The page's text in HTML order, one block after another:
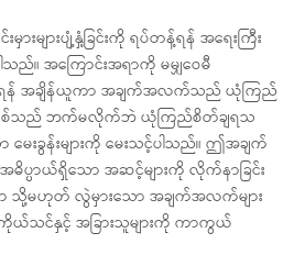
များပျံ့နှံ့ခြင်းကို ရပ်တန့်ရန် အရေးကြီး
သည်။ အကြောင်းအရာကို မမျှဝေမီ
န် အချိန်ယူကာ အချက်အလက်သည် ယုံကြည်
မြစ်သည် ဘက်မလိုက်ဘဲ ယုံကြည်စိတ်ချရသ
ေးခွန်းများကို မေးသင့်ပါသည်။ ဤအချက်
ပာယ်ရှိသော အဆင့်များကို လိုက်နာခြင်း
သို့မဟုတ် လွဲမှားသော အချက်အလက်များ
ယ်သင်နှင့် အခြားသူများကို ကာကွယ်